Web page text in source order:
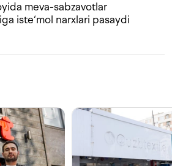
meva-sabzavotlar
iste‘mol narxlari pasaydi